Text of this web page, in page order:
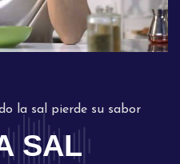
la sal pierde su sabor
SAL